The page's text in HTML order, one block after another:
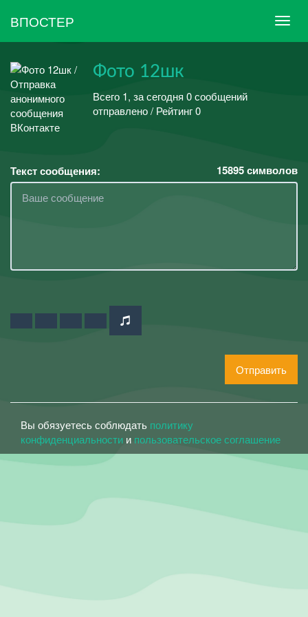
ВПОСТЕР
Фото 12шк
Всего 1, за сегодня 0 сообщений
отправлено / Рейтинг 0
Текст сообщения: 15895символов
Отправить
Вы обязуетесь соблюдать политику
конфиденциальности и пользовательское соглашение